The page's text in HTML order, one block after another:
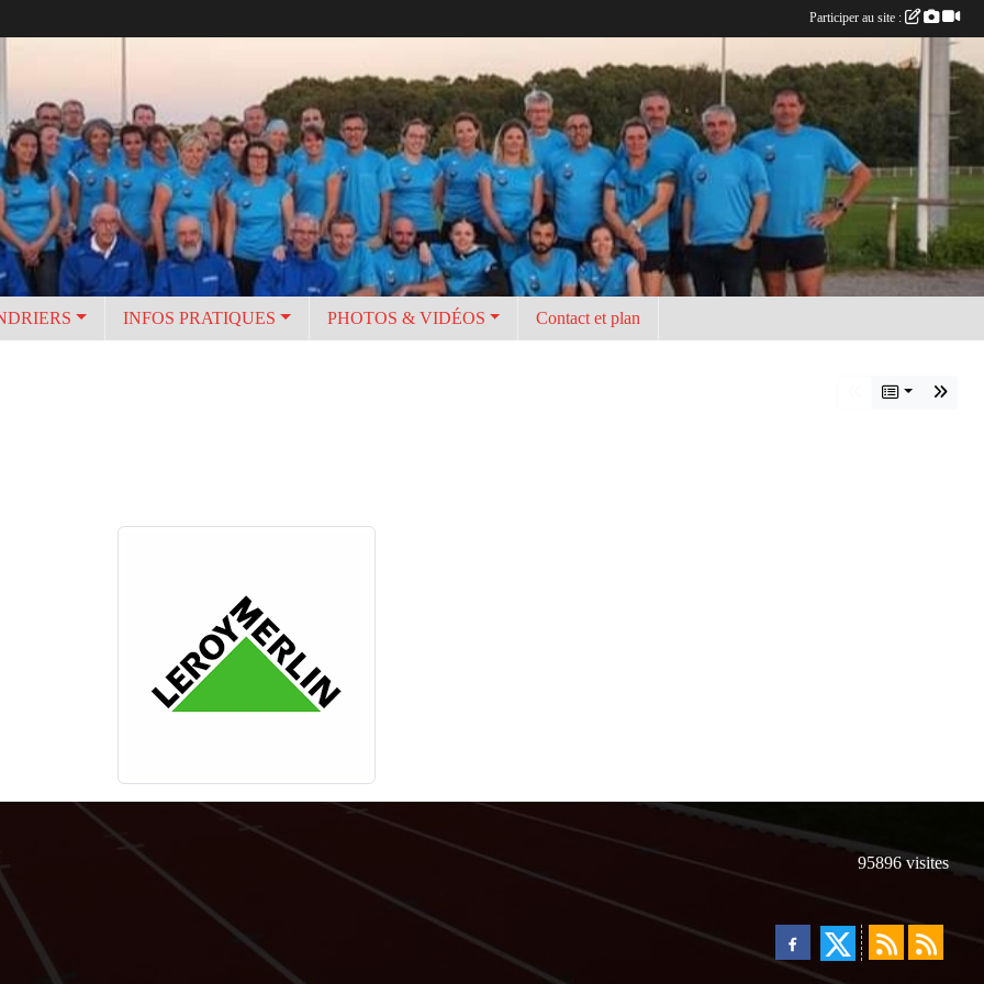
INFOS PRATIQUES PHOTOS & VIDÉOS Contact et plan
95896visites
Participer au site :